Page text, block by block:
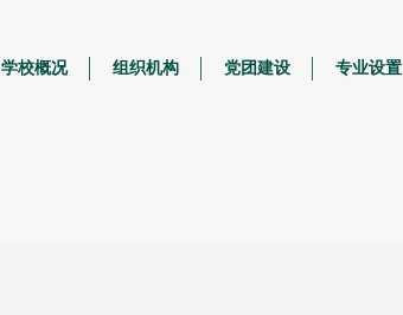
学校概况 组织机构 党团建设 专业设置